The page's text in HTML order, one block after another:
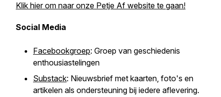
Klik hier om naar onze Petje Af website te gaan!
Social Media
Facebookgroep: Groep van geschiedenis
enthousiastelingen
Substack: Nieuwsbrief met kaarten, foto's en
artikelen als ondersteuning bij iedere aflevering.